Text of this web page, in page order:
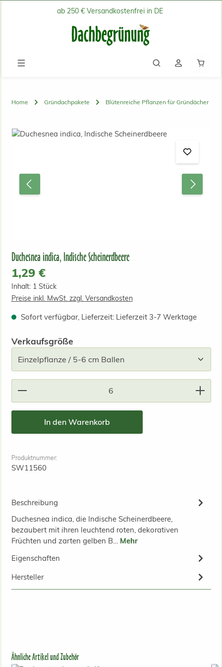
Zum Hauptinhalt springenab 250 € Versandkostenfrei in DE
Home Gründachpakete Blütenreiche Pflanzen für Gründächer
Bildergalerie überspringen
Duchesnea indica, Indische Scheinerdbeere
Regulärer Preis:
1,29 €
Inhalt: 1 Stück
Preise inkl. MwSt. zzgl. Versandkosten
Sofort verfügbar, Lieferzeit: Lieferzeit 3-7 Werktage
Verkaufsgrößeauswählen
Produkt Anzahl: Gib den gewünschten Wert ein
In den Warenkorb
Produktnummer:
SW11560
Beschreibung
Duchesnea indica, die Indische Scheinerdbeere,
bezaubert mit ihren leuchtend roten, dekorativen
Früchten und zarten gelben B… Mehr
Eigenschaften
Hersteller
Produktgalerie überspringen
Ähnliche Artikel und Zubehör